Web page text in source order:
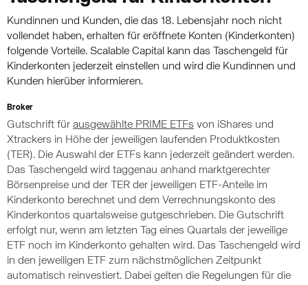
Kundinnen und Kunden, die das 18. Lebensjahr noch nicht
vollendet haben, erhalten für eröffnete Konten (Kinderkonten)
folgende Vorteile. Scalable Capital kann das Taschengeld für
Kinderkonten jederzeit einstellen und wird die Kundinnen und
Kunden hierüber informieren.
Broker
Gutschrift für ausgewählte PRIME ETFs von iShares und
Xtrackers in Höhe der jeweiligen laufenden Produktkosten
(TER). Die Auswahl der ETFs kann jederzeit geändert werden.
Das Taschengeld wird taggenau anhand marktgerechter
Börsenpreise und der TER der jeweiligen ETF-Anteile im
Kinderkonto berechnet und dem Verrechnungskonto des
Kinderkontos quartalsweise gutgeschrieben. Die Gutschrift
erfolgt nur, wenn am letzten Tag eines Quartals der jeweilige
ETF noch im Kinderkonto gehalten wird. Das Taschengeld wird
in den jeweiligen ETF zum nächstmöglichen Zeitpunkt
automatisch reinvestiert. Dabei gelten die Regelungen für die